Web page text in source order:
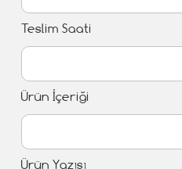
Teslim Saati
Ürün İçeriği
Ürün Yazısı